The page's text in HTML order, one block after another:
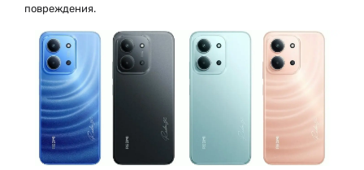
повреждения.